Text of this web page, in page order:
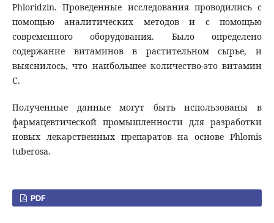
Phloridzin. Проведенные исследования проводились с
помощью аналитических методов и с помощью
современного оборудования. Было определено
содержание витаминов в растительном сырье, и
выяснилось, что наибольшее количество-это витамин
С.
Полученные данные могут быть использованы в
фармацевтической промышленности для разработки
новых лекарственных препаратов на основе Phlomis
tuberosa.
PDF